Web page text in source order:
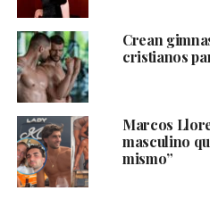
Crean
cristianos
Marcos
masculino
mismo”